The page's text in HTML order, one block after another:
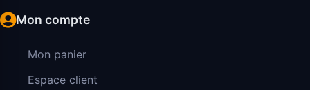
Mon compte
Mon panier
Espace client